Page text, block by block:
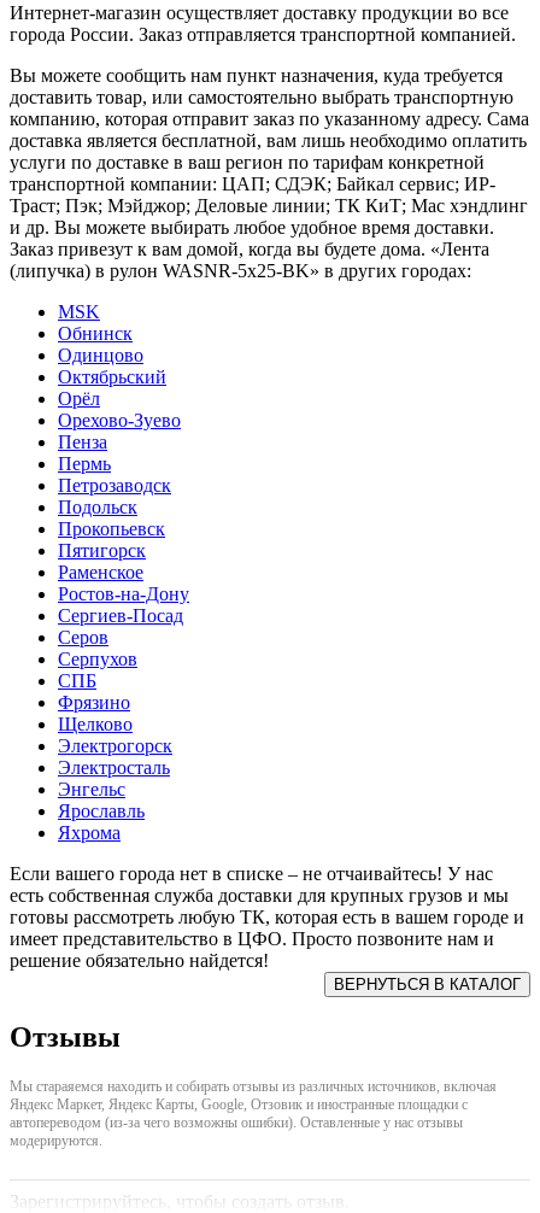
Интернет-магазин осуществляет доставку продукции во все
города России. Заказ отправляется транспортной компанией.
Вы можете сообщить нам пункт назначения, куда требуется
доставить товар, или самостоятельно выбрать транспортную
компанию, которая отправит заказ по указанному адресу. Сама
доставка является бесплатной, вам лишь необходимо оплатить
услуги по доставке в ваш регион по тарифам конкретной
транспортной компании: ЦАП; СДЭК; Байкал сервис; ИР-
Траст; Пэк; Мэйджор; Деловые линии; ТК КиТ; Мас хэндлинг
и др. Вы можете выбирать любое удобное время доставки.
Заказ привезут к вам домой, когда вы будете дома. «Лента
(липучка) в рулон WASNR-5x25-BK» в других городах:
MSK
Обнинск
Одинцово
Октябрьский
Орёл
Орехово-Зуево
Пенза
Пермь
Петрозаводск
Подольск
Прокопьевск
Пятигорск
Раменское
Ростов-на-Дону
Сергиев-Посад
Серов
Серпухов
СПБ
Фрязино
Щелково
Электрогорск
Электросталь
Энгельс
Ярославль
Яхрома
Если вашего города нет в списке – не отчаивайтесь! У нас
есть собственная служба доставки для крупных грузов и мы
готовы рассмотреть любую ТК, которая есть в вашем городе и
имеет представительство в ЦФО. Просто позвоните нам и
решение обязательно найдется!
Отзывы
Мы стараяемся находить и собирать отзывы из различных источников, включая
Яндекс Маркет, Яндекс Карты, Google, Отзовик и иностранные площадки с
автопереводом (из-за чего возможны ошибки). Оставленные у нас отзывы
модерируются.
Зарегистрируйтесь, чтобы создать отзыв.